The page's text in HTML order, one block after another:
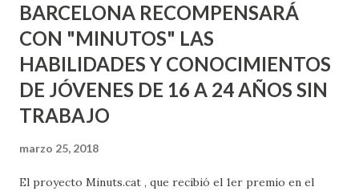
BARCELONA RECOMPENSARÁ
CON "MINUTOS" LAS
HABILIDADES Y CONOCIMIENTOS
DE JÓVENES DE 16 A 24 AÑOS SIN
TRABAJO
marzo 25, 2018
El proyecto Minuts.cat , que recibió el 1er premio en el